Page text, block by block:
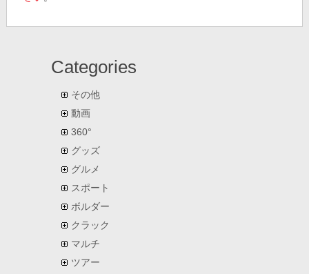
Categories
その他
動画
360°
グッズ
グルメ
スポート
ボルダー
クラック
マルチ
ツアー